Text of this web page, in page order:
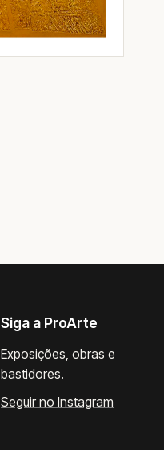
Siga a ProArte
Exposições, obras e
bastidores.
Seguir no Instagram